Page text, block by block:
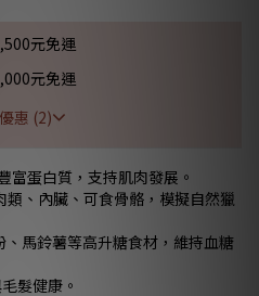
元免運
元免運
惠 (2)
蛋白質，支持肌肉發展。
、內臟、可食骨骼，模擬自然獵
馬鈴薯等高升糖食材，維持血糖
髮健康。